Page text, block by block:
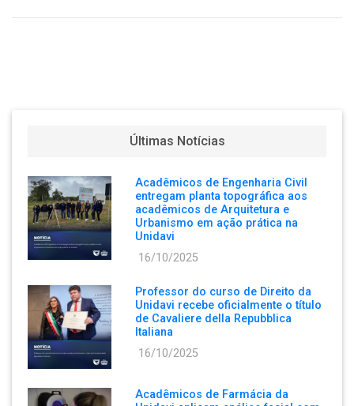
Últimas Notícias
Acadêmicos de Engenharia Civil
entregam planta topográfica aos
acadêmicos de Arquitetura e
Urbanismo em ação prática na
Unidavi
16/10/2025
Professor do curso de Direito da
Unidavi recebe oficialmente o título
de Cavaliere della Repubblica
Italiana
16/10/2025
Acadêmicos de Farmácia da